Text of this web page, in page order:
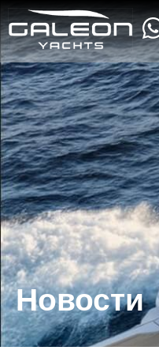
Новости